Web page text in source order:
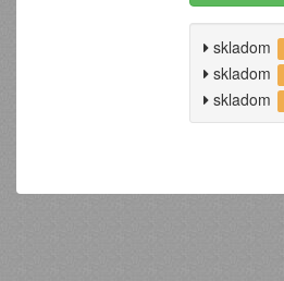
skladom
skladom
skladom